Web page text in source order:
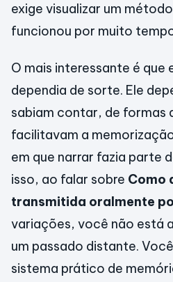
exige visualizar um
funcionou por muito
O mais interessante é que
dependia de sorte. Ele
sabiam contar, de formas
facilitavam a
em que narrar fazia parte
isso, ao falar sobre Como
transmitida oralmente
variações, você não está
um passado distante.
sistema prático de